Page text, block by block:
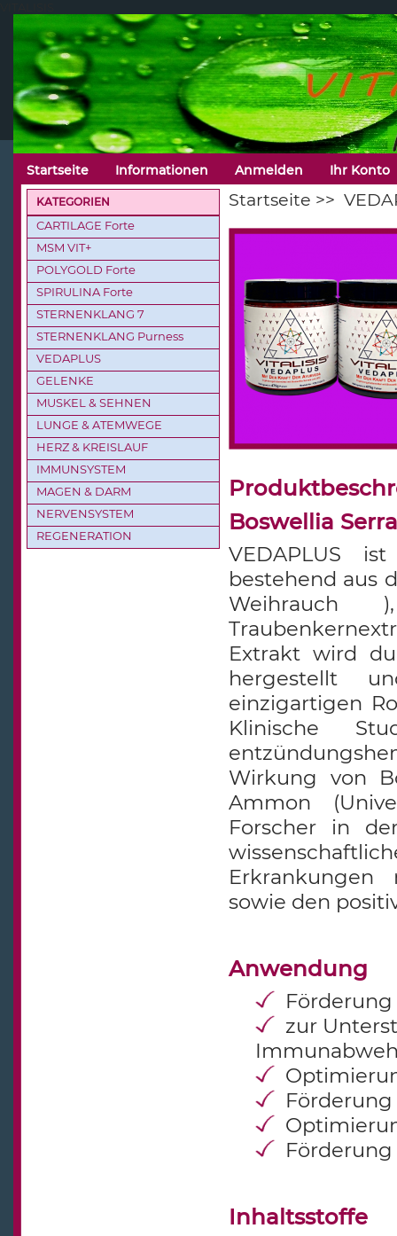
Startseite >>
Boswellia
VEDAPLUS
bestehend aus
Weihrauch
Extrakt wird
hergestellt
einzigartigen
Klinische
Wirkung von
Ammon
Forscher in
Erkrankungen
sowie den
Anwendung
zur
Inhaltsstoffe
KATEGORIEN
CARTILAGE Forte
MSM VIT+
POLYGOLD Forte
SPIRULINA Forte
STERNENKLANG 7
STERNENKLANG Purness
VEDAPLUS
GELENKE
MUSKEL & SEHNEN
LUNGE & ATEMWEGE
HERZ & KREISLAUF
IMMUNSYSTEM
MAGEN & DARM
NERVENSYSTEM
REGENERATION
Startseite Informationen Anmelden Ihr Konto